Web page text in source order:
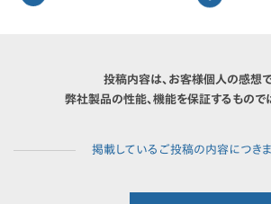
投稿内容は、お客様個人の感想で
弊社製品の性能、機能を保証するもので